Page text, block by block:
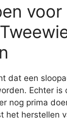
dat een
Echter is
nog prima
het herstellen